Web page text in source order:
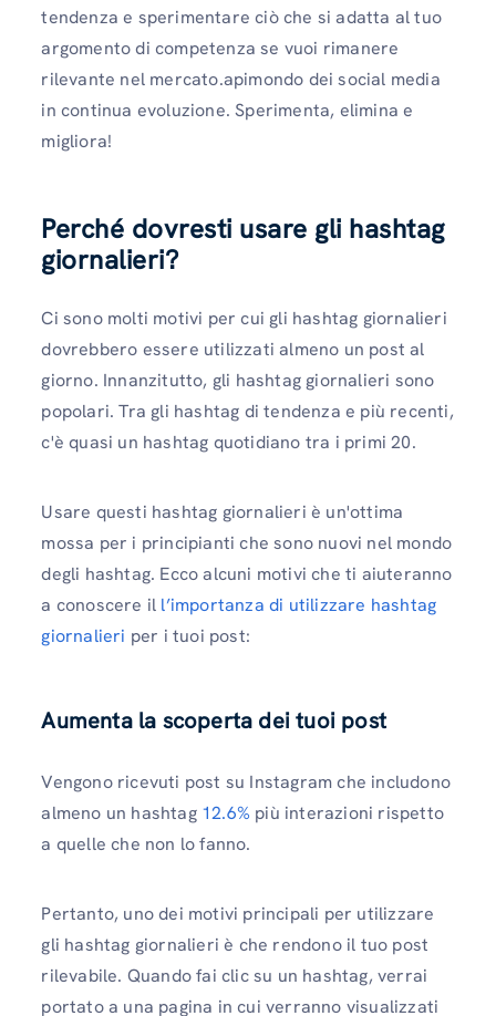
tendenza e sperimentare ciò che si adatta al tuo
argomento di competenza se vuoi rimanere
rilevante nel mercato.apimondo dei social media
in continua evoluzione. Sperimenta, elimina e
migliora!
Perché dovresti usare gli hashtag
giornalieri?
Ci sono molti motivi per cui gli hashtag giornalieri
dovrebbero essere utilizzati almeno un post al
giorno. Innanzitutto, gli hashtag giornalieri sono
popolari. Tra gli hashtag di tendenza e più recenti,
c'è quasi un hashtag quotidiano tra i primi 20.
Usare questi hashtag giornalieri è un'ottima
mossa per i principianti che sono nuovi nel mondo
degli hashtag. Ecco alcuni motivi che ti aiuteranno
a conoscere il l’importanza di utilizzare hashtag
giornalieri per i tuoi post:
Aumenta la scoperta dei tuoi post
Vengono ricevuti post su Instagram che includono
almeno un hashtag 12.6% più interazioni rispetto
a quelle che non lo fanno.
Pertanto, uno dei motivi principali per utilizzare
gli hashtag giornalieri è che rendono il tuo post
rilevabile. Quando fai clic su un hashtag, verrai
portato a una pagina in cui verranno visualizzati